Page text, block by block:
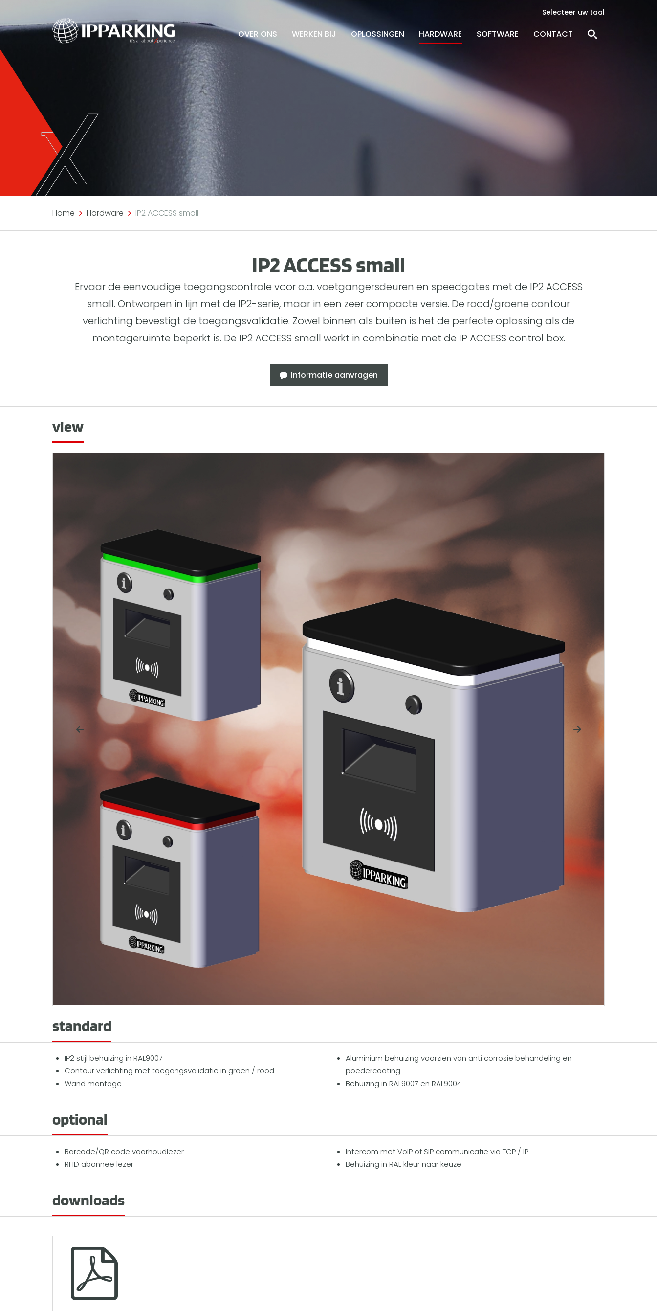
Selecteer uw taal
OVER ONS WERKEN BIJ OPLOSSINGEN HARDWARE SOFTWARE CONTACT
Home Hardware IP2 ACCESS small
IP2 ACCESS small
Ervaar de eenvoudige toegangscontrole voor o.a. voetgangersdeuren en speedgates met de IP2 ACCESS
small. Ontworpen in lijn met de IP2-serie, maar in een zeer compacte versie. De rood/groene contour
verlichting bevestigt de toegangsvalidatie. Zowel binnen als buiten is het de perfecte oplossing als de
montageruimte beperkt is. De IP2 ACCESS small werkt in combinatie met de IP ACCESS control box.
Informatie aanvragen
view
standard
IP2 stijl behuizing in RAL9007
Contour verlichting met toegangsvalidatie in groen / rood
Wand montage
Aluminium behuizing voorzien van anti corrosie behandeling en
poedercoating
Behuizing in RAL9007 en RAL9004
optional
Barcode/QR code voorhoudlezer
RFID abonnee lezer
Intercom met VoIP of SIP communicatie via TCP / IP
Behuizing in RAL kleur naar keuze
downloads